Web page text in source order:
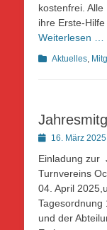
kostenfrei.
ihre Erste-
Weiterlesen …
Kategorien
Aktuelles,
Posted16. März 2025
Einladung zur
Turnvereins
04. April
Tagesordnung
und der